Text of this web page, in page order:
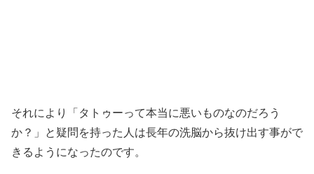
それにより「タトゥーって本当に悪いものなのだろう
か？」と疑問を持った人は長年の洗脳から抜け出す事がで
きるようになったのです。